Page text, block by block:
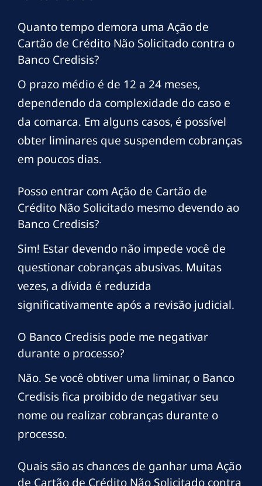
Quanto tempo demora uma Ação de
Cartão de Crédito Não Solicitado contra o
Banco Credisis?
O prazo médio é de 12 a 24 meses,
dependendo da complexidade do caso e
da comarca. Em alguns casos, é possível
obter liminares que suspendem cobranças
em poucos dias.
Posso entrar com Ação de Cartão de
Crédito Não Solicitado mesmo devendo ao
Banco Credisis?
Sim! Estar devendo não impede você de
questionar cobranças abusivas. Muitas
vezes, a dívida é reduzida
significativamente após a revisão judicial.
O Banco Credisis pode me negativar
durante o processo?
Não. Se você obtiver uma liminar, o Banco
Credisis fica proibido de negativar seu
nome ou realizar cobranças durante o
processo.
Quais são as chances de ganhar uma Ação
de Cartão de Crédito Não Solicitado contra